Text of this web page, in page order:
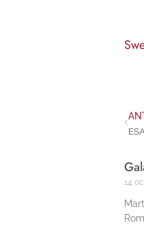
14